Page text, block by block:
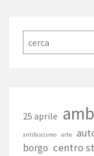
25 aprile
antifascismo arte
borgo centro